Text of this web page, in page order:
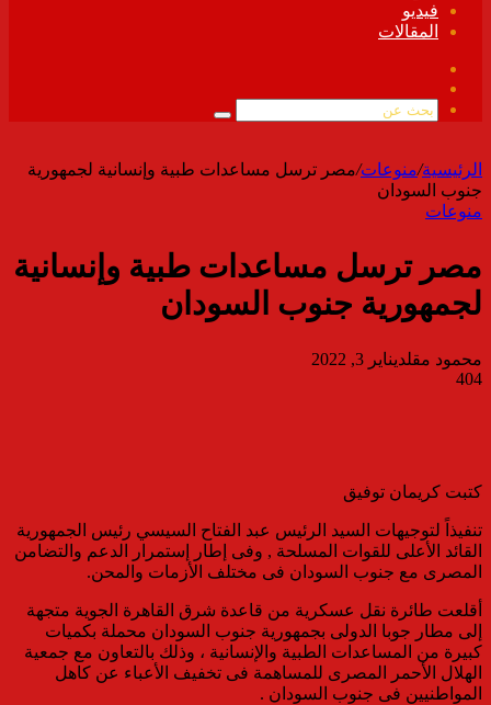
فيديو
المقالات
الموقع
بحث
الرئيسية/منوعات/مصر ترسل مساعدات طبية وإنسانية لجمهورية
جنوب السودان
منوعات
مصر ترسل مساعدات طبية وإنسانية
لجمهورية جنوب السودان
محمود مقلديناير 3, 2022
404
كتبت كريمان توفيق
تنفيذاً لتوجيهات السيد الرئيس عبد الفتاح السيسي رئيس الجمهورية
القائد الأعلى للقوات المسلحة , وفى إطار إستمرار الدعم والتضامن
المصرى مع جنوب السودان فى مختلف الأزمات والمحن.
أقلعت طائرة نقل عسكرية من قاعدة شرق القاهرة الجوية متجهة
إلى مطار جوبا الدولى بجمهورية جنوب السودان محملة بكميات
كبيرة من المساعدات الطبية والإنسانية ، وذلك بالتعاون مع جمعية
الهلال الأحمر المصرى للمساهمة فى تخفيف الأعباء عن كاهل
المواطنيين فى جنوب السودان .